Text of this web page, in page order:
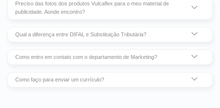
Preciso das fotos dos produtos Vulcaflex para o meu material de
publicidade. Aonde encontro?
Qual a diferença entre DIFAL e Substituição Tributária?
Como entro em contato com o departamento de Marketing?
Como faço para enviar um currículo?